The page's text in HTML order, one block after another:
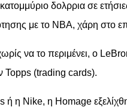
δολρρια σε
με το NBA, χάρη στο
να το περιμένει, ο
Topps (trading cards).
Nike, η Homage